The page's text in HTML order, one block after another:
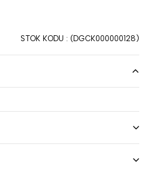
STOK KODU (DGCK000000128)